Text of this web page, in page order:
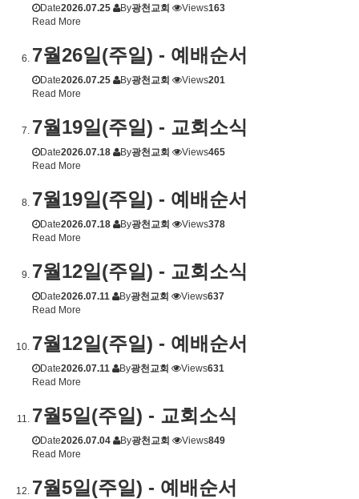
Date2026.07.25 By광천교회 Views163
Read More
7월26일(주일) - 예배순서
Date2026.07.25 By광천교회 Views201
Read More
7월19일(주일) - 교회소식
Date2026.07.18 By광천교회 Views465
Read More
7월19일(주일) - 예배순서
Date2026.07.18 By광천교회 Views378
Read More
7월12일(주일) - 교회소식
Date2026.07.11 By광천교회 Views637
Read More
7월12일(주일) - 예배순서
Date2026.07.11 By광천교회 Views631
Read More
7월5일(주일) - 교회소식
Date2026.07.04 By광천교회 Views849
Read More
7월5일(주일) - 예배순서